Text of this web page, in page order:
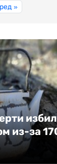
»
из-за